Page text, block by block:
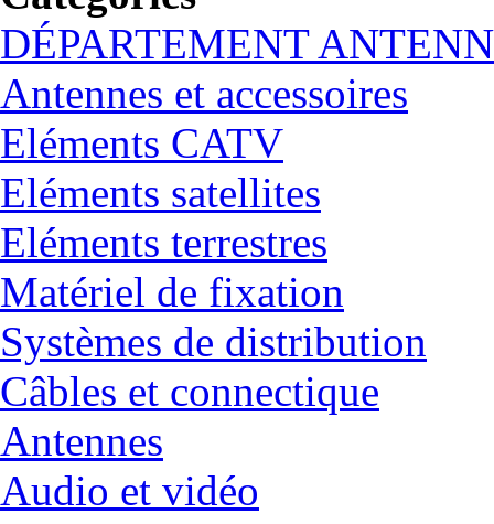
DÉPARTEMENT
Antennes et accessoires
Eléments CATV
Eléments satellites
Eléments terrestres
Matériel de fixation
Systèmes de distribution
Câbles et connectique
Antennes
Audio et vidéo